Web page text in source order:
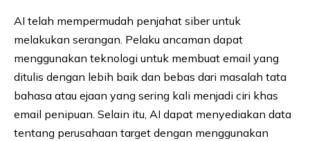
AI telah mempermudah penjahat siber untuk
melakukan serangan. Pelaku ancaman dapat
menggunakan teknologi untuk membuat email yang
ditulis dengan lebih baik dan bebas dari masalah tata
bahasa atau ejaan yang sering kali menjadi ciri khas
email penipuan. Selain itu, AI dapat menyediakan data
tentang perusahaan target dengan menggunakan